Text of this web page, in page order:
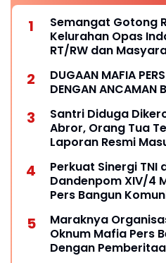
Semangat Gotong
Kelurahan Opas
RT/RW dan
DUGAAN MAFIA
DENGAN ANCAMAN
Santri Diduga
Abror, Orang Tua
Laporan Resmi
Perkuat Sinergi TNI
Dandenpom XIV/4
Pers Bangun
Maraknya
Oknum Mafia Pers
Dengan